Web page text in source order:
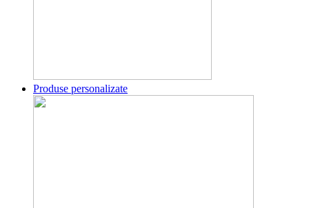
Produse personalizate